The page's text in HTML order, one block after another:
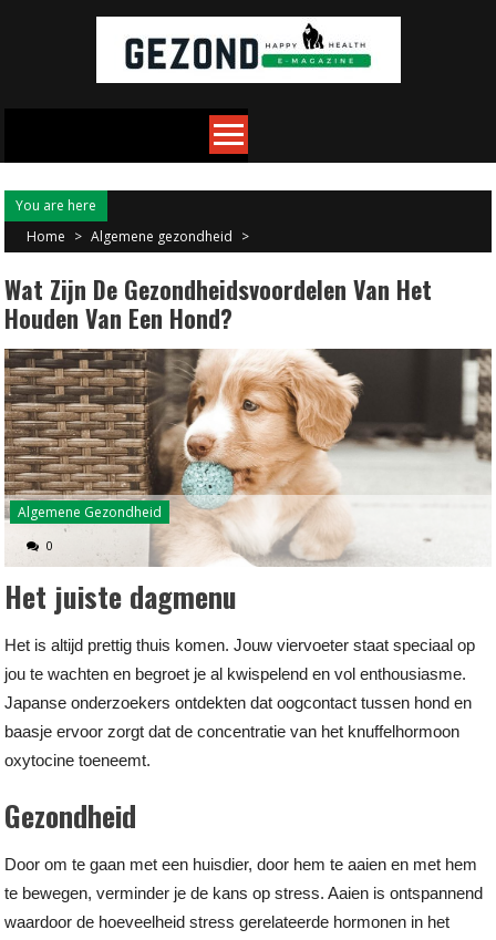
You are here
Home > Algemene gezondheid >
Wat Zijn De Gezondheidsvoordelen Van Het
Houden Van Een Hond?
Algemene Gezondheid
0
Het juiste dagmenu
Het is altijd prettig thuis komen. Jouw viervoeter staat speciaal op
jou te wachten en begroet je al kwispelend en vol enthousiasme.
Japanse onderzoekers ontdekten dat oogcontact tussen hond en
baasje ervoor zorgt dat de concentratie van het knuffelhormoon
oxytocine toeneemt.
Gezondheid
Door om te gaan met een huisdier, door hem te aaien en met hem
te bewegen, verminder je de kans op stress. Aaien is ontspannend
waardoor de hoeveelheid stress gerelateerde hormonen in het